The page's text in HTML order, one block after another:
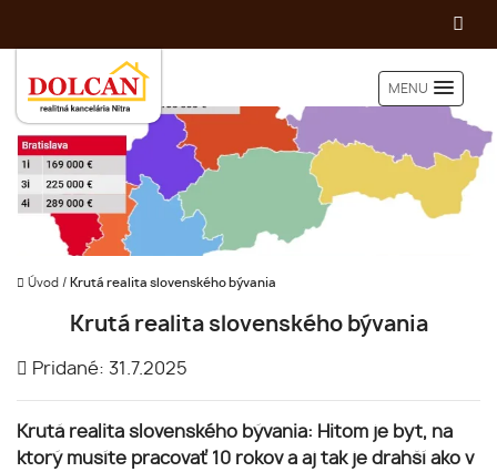
MENU
Úvod / Krutá realita slovenského bývania
Krutá realita slovenského bývania
Pridané: 31.7.2025
Krutá realita slovenského bývania: Hitom je byt, na
ktorý musíte pracovať 10 rokov a aj tak je drahší ako v